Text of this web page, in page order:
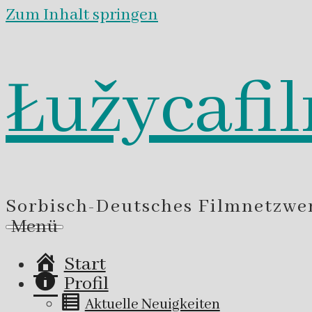
Zum Inhalt springen
Sorbisch-Deutsches
Menü
Start
Profil
Aktuelle Neuigkeiten